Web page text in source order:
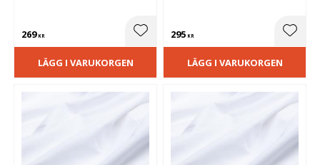
269KR Lägg till i favoriter
LÄGG I VARUKORGEN
295 KR
LÄGG I VARUKORGEN